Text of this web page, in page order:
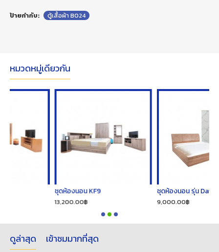
ป้ายกำกับ: ตู้เสื้อผ้า B024
หมวดหมู่เดียวกัน
ชุดห้องนอน KF9
13,200.00฿
ชุดห้องนอน รุ่น Daisy (เดซี่)
9,000.00฿
ดูล่าสุด เข้าชมมากที่สุด